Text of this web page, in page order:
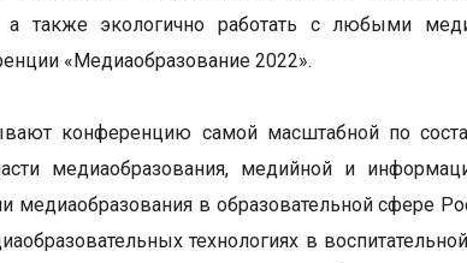
а также экологично работать с любыми
«Медиаобразование 2022».
конференцию самой масштабной по
медиаобразования, медийной и
медиаобразования в образовательной сфере
технологиях в